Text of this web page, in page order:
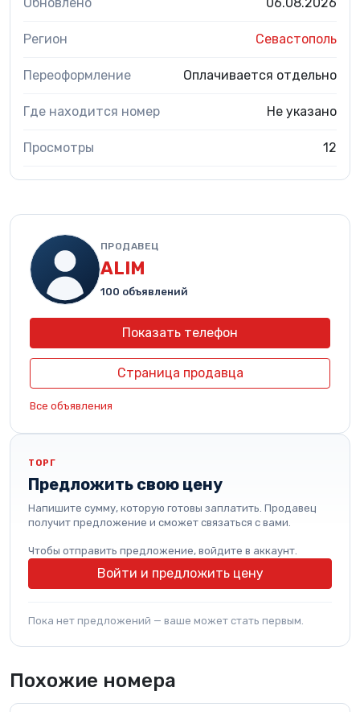
Регион Севастополь
Переоформление Оплачивается отдельно
Где находится номер Не указано
Просмотры 12
ПРОДАВЕЦ
ALIM
100 объявлений
Показать телефон
Страница продавца
Все объявления
ТОРГ
Предложить свою цену
Напишите сумму, которую готовы заплатить. Продавец
получит предложение и сможет связаться с вами.
Чтобы отправить предложение, войдите в аккаунт.
Войти и предложить цену
Пока нет предложений — ваше может стать первым.
Похожие номера